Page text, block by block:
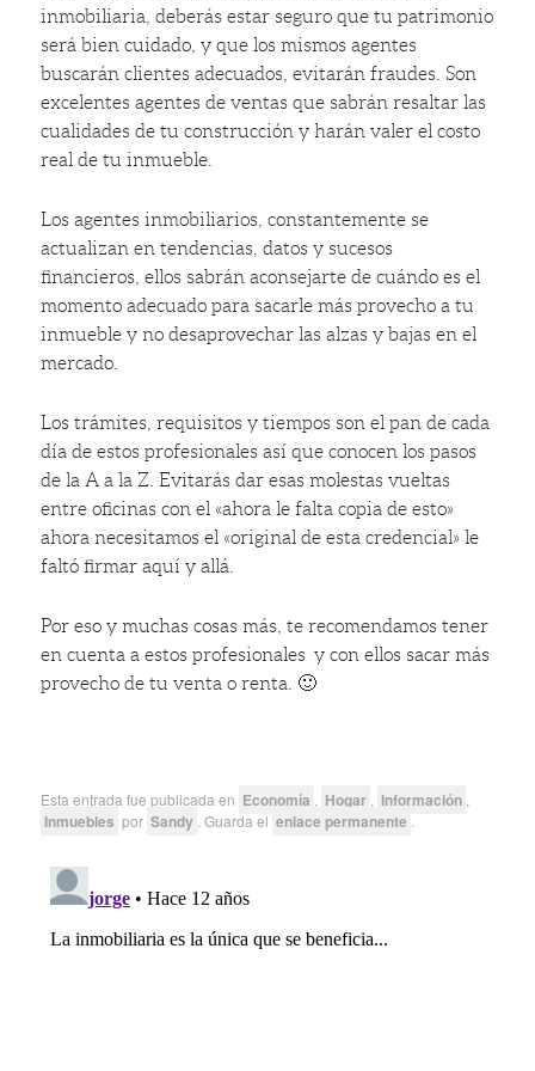
inmobiliaria, deberás estar seguro que tu patrimonio
será bien cuidado, y que los mismos agentes
buscarán clientes adecuados, evitarán fraudes. Son
excelentes agentes de ventas que sabrán resaltar las
cualidades de tu construcción y harán valer el costo
real de tu inmueble.
Los agentes inmobiliarios, constantemente se
actualizan en tendencias, datos y sucesos
financieros, ellos sabrán aconsejarte de cuándo es el
momento adecuado para sacarle más provecho a tu
inmueble y no desaprovechar las alzas y bajas en el
mercado.
Los trámites, requisitos y tiempos son el pan de cada
día de estos profesionales así que conocen los pasos
de la A a la Z. Evitarás dar esas molestas vueltas
entre oficinas con el «ahora le falta copia de esto»
ahora necesitamos el «original de esta credencial» le
faltó firmar aquí y allá.
Por eso y muchas cosas más, te recomendamos tener
en cuenta a estos profesionales y con ellos sacar más
provecho de tu venta o renta. 🙂
Esta entrada fue publicada en Economía Hogar Información
Inmuebles por Sandy . Guarda el enlace permanente